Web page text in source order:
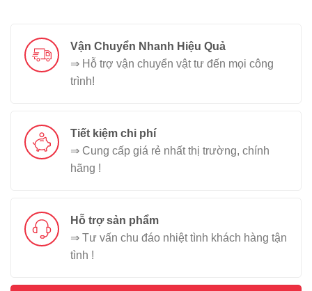
Vận Chuyển Nhanh Hiệu Quả
⇒ Hỗ trợ vận chuyển vật tư đến mọi công
trình!
Tiết kiệm chi phí
⇒ Cung cấp giá rẻ nhất thị trường, chính
hãng !
Hỗ trợ sản phẩm
⇒ Tư vấn chu đáo nhiệt tình khách hàng tận
tình !